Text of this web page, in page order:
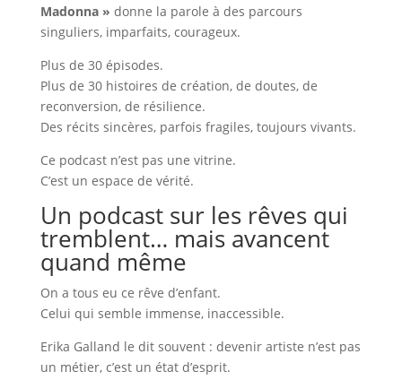
Madonna » donne la parole à des parcours
singuliers, imparfaits, courageux.
Plus de 30 épisodes.
Plus de 30 histoires de création, de doutes, de
reconversion, de résilience.
Des récits sincères, parfois fragiles, toujours vivants.
Ce podcast n’est pas une vitrine.
C’est un espace de vérité.
Un podcast sur les rêves qui
tremblent… mais avancent
quand même
On a tous eu ce rêve d’enfant.
Celui qui semble immense, inaccessible.
Erika Galland le dit souvent : devenir artiste n’est pas
un métier, c’est un état d’esprit.